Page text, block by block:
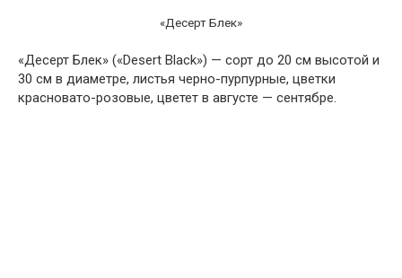
«Десерт Блек»
«Десерт Блек» («Desert Black») — сорт до 20 см высотой и
30 см в диаметре, листья черно-пурпурные, цветки
красновато-розовые, цветет в августе — сентябре.